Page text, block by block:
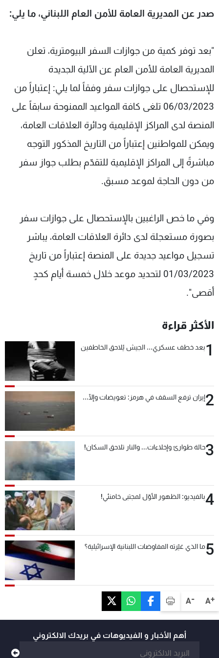
A+
A-
صدر عن المديرية العامة للأمن العام اللبناني، ما يلي:
"بعد توفر كمية من جوازات السفر البيومترية، تعلن
المديرية العامة للأمن العام عن الآلية الجديدة
للإستحصال على جوازات سفر وفقاً لما يلي: إعتباراً من
06/03/2023 تلغى كافة المواعيد الممنوحة سابقاً على
المنصة لدى المراكز الإقليمية ودائرة العلاقات العامة،
ويمكن للمواطنين إعتباراً من التاريخ المذكور التوجه
مباشرةً إلى المراكز الإقليمية للتقدّم بطلب جواز سفر
من دون الحاجة لموعد مسبق.
وفي ما خص الراغبين بالإستحصال على جوازات سفر
بصورة مستعجلة لدى دائرة العلاقات العامة، يباشر
تسجيل مواعيد جديدة على المنصة إعتباراً من تاريخ
01/03/2023 لتحديد موعد خلال خمسة أيام كحدٍ
أقصى".
الأكثر قراءة
1بعد خطف عسكري... الجيش يُلاحق الخاطفين
2إيران ترفع السقف في هرمز: تعويضات وإلّا...
3حالة طوارئ وإخلاءات... والنار تلاحق السكان!
4بالفيديو: الظهور الأوّل لمجتبى خامنئي!
5ما الذي غيّرته المفاوضات اللبنانية الإسرائيلية؟
أهم الأخبار و الفيديوهات في بريدك الالكتروني
شاهد البرامج
عن MTV
الإنـتـاج
لاعلاناتكم
وظائف
تواصل معنا
شروط الإسـتخدام
سياسة الخصوصية